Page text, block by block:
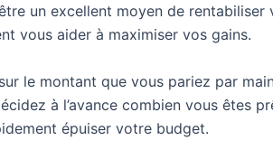
un excellent moyen de rentabiliser
vous aider à maximiser vos gains.
le montant que vous pariez par
à l’avance combien vous êtes
épuiser votre budget.